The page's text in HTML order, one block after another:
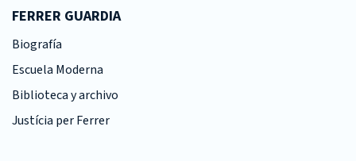
FERRER GUARDIA
Biografía
Escuela Moderna
Biblioteca y archivo
Justícia per Ferrer